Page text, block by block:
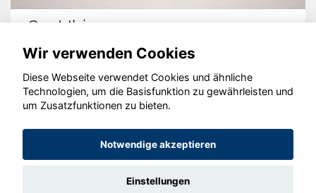
Seat Ibiza
© konjunkturmotor.de GmbH 2020 - 2026
Wir verwenden Cookies
Diese Webseite verwendet Cookies und ähnliche
Technologien, um die Basisfunktion zu gewährleisten und
um Zusatzfunktionen zu bieten.
Notwendige akzeptieren
Einstellungen